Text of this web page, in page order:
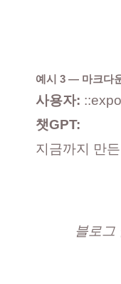
예시 3 — 마크다
사용자:
챗GPT:
지금까지 만
블로그